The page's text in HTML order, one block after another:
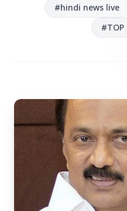
7 Jun 2026
अंशुल कुंचा कौन
'फर्जी' पिज्जा
भारतीय युवक
#hindi news live
#TOP